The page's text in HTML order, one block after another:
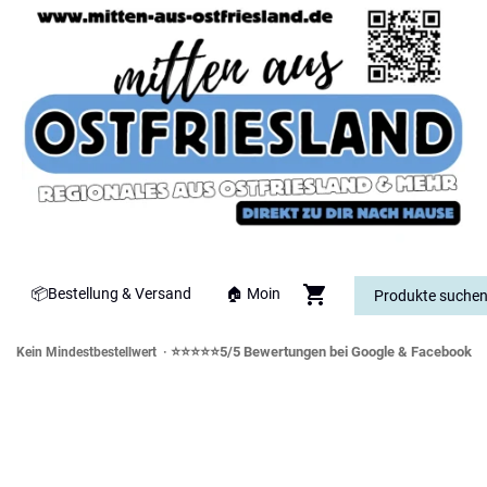
📦Bestellung & Versand 🏠 Moin
Kein Mindestbestellwert · ⭐⭐⭐⭐⭐5/5 Bewertungen bei Google & Facebook